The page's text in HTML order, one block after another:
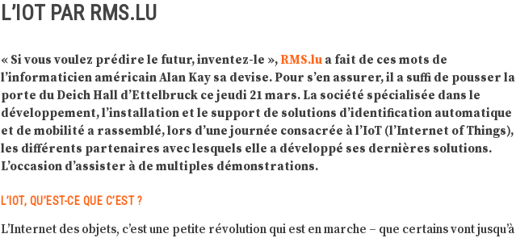
L’IOT PAR RMS.LU
« Si vous voulez prédire le futur, inventez-le »,RMS.lu a fait de ces mots de
l’informaticien américain Alan Kay sa devise. Pour s’en assurer, il a suffi de pousser la
porte du Deich Hall d’Ettelbruck ce jeudi 21 mars. La société spécialisée dans le
développement, l’installation et le support de solutions d’identification automatique
et de mobilité a rassemblé, lors d’une journée consacrée à l’IoT (l’Internet of Things),
les différents partenaires avec lesquels elle a développé ses dernières solutions.
L’occasion d’assister à de multiples démonstrations.
L’IOT, QU’EST-CE QUE C’EST ?
L’Internet des objets, c’est une petite révolution qui est en marche – que certains vont jusqu’à